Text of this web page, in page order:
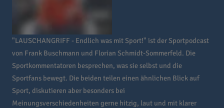
"LAUSCHANGRIFF - Endlich was mit Sport!" ist der Sportpodcast
von Frank Buschmann und Florian Schmidt-Sommerfeld. Die
Sportkommentatoren besprechen, was sie selbst und die
Sportfans bewegt. Die beiden teilen einen ähnlichen Blick auf
Sport, diskutieren aber besonders bei
Meinungsverschiedenheiten gerne hitzig, laut und mit klarer